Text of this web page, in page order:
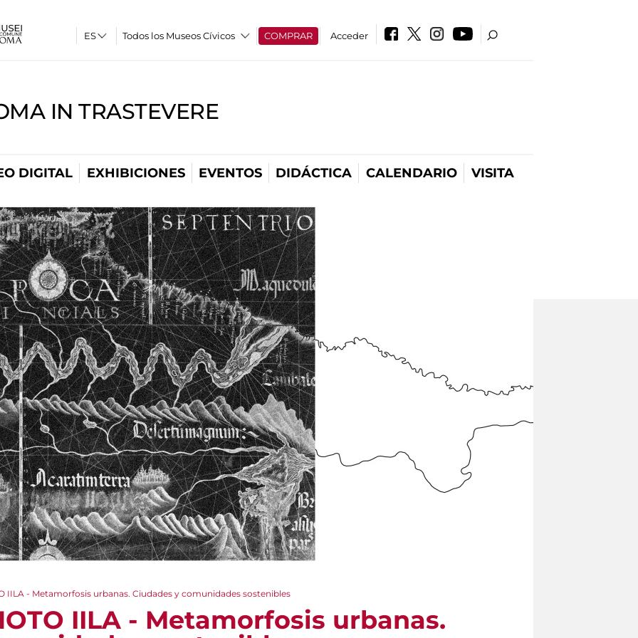
Todos los Museos Cívicos COMPRAR Acceder
IN TRASTEVERE
DIGITAL EXHIBICIONES EVENTOS DIDÁCTICA CALENDARIO VISITA
IILA - Metamorfosis urbanas. Ciudades y comunidades sostenibles
IILA - Metamorfosis urbanas.